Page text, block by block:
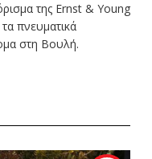
της Ernst & Young
πνευματικά
στη Βουλή.